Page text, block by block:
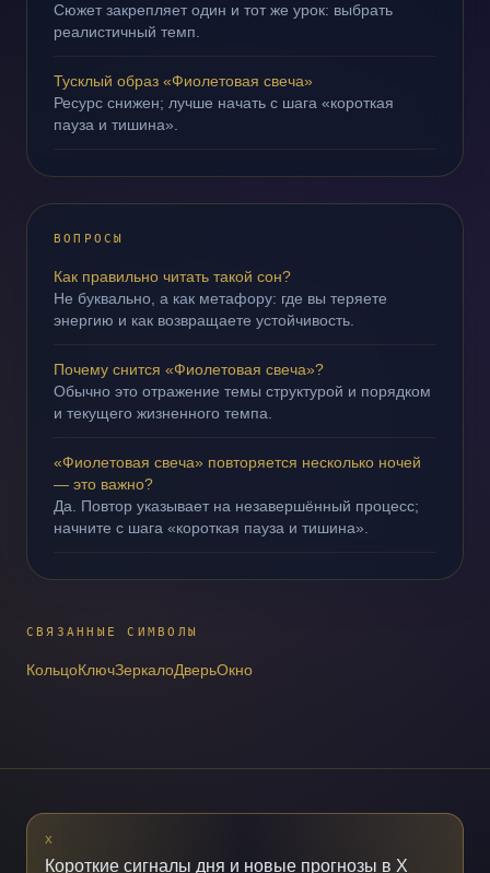
Сюжет закрепляет один и тот же урок: выбрать
реалистичный темп.
Тусклый образ «Фиолетовая свеча»
Ресурс снижен; лучше начать с шага «короткая
пауза и тишина».
ВОПРОСЫ
Как правильно читать такой сон?
Не буквально, а как метафору: где вы теряете
энергию и как возвращаете устойчивость.
Почему снится «Фиолетовая свеча»?
Обычно это отражение темы структурой и порядком
и текущего жизненного темпа.
«Фиолетовая свеча» повторяется несколько ночей
— это важно?
Да. Повтор указывает на незавершённый процесс;
начните с шага «короткая пауза и тишина».
СВЯЗАННЫЕ СИМВОЛЫ
КольцоКлючЗеркалоДверьОкно
X
Короткие сигналы дня и новые прогнозы в X